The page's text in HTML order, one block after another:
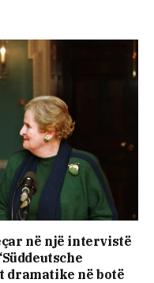
në një intervistë
dramatike në botë